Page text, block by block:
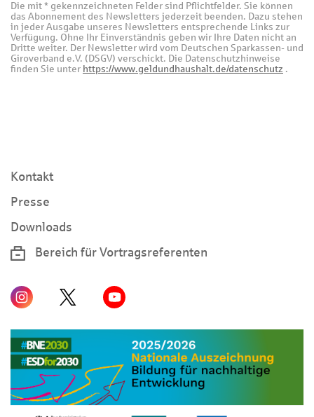
Die mit * gekennzeichneten Felder sind Pflichtfelder. Sie können
das Abonnement des Newsletters jederzeit beenden. Dazu stehen
in jeder Ausgabe unseres Newsletters entsprechende Links zur
Verfügung. Ohne Ihr Einverständnis geben wir Ihre Daten nicht an
Dritte weiter. Der Newsletter wird vom Deutschen Sparkassen- und
Giroverband e.V. (DSGV) verschickt. Die Datenschutzhinweise
finden Sie unter https://www.geldundhaushalt.de/datenschutz .
Kontakt
Presse
Downloads
Bereich für Vortragsreferenten